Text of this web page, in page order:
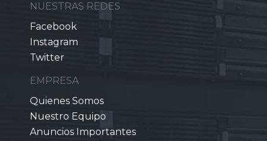
NUESTRAS REDES
Facebook
Instagram
Twitter
EMPRESA
Quienes Somos
Nuestro Equipo
Anuncios Importantes